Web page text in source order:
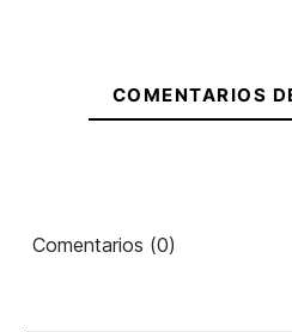
COMENTARIOS
Comentarios (0)